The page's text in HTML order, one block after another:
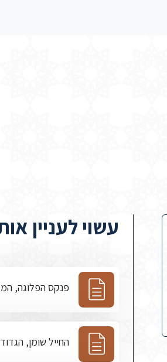
עשוי לעניין
פנקס הפלוגה, המדבר
החייל שומן,